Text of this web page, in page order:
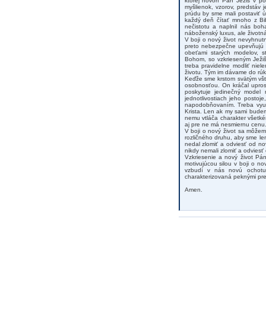
myšlienok, vzorov, predstáv
prúdu by sme mali postaviť
každý deň čítať mnoho z
nečistotu a naplnil nás
náboženský luxus, ale
V boji o nový život
preto nebezpečne
obeťami starých modelov,
Bohom, so vzkrieseným
treba pravidelne modliť
životu. Tým im dávame do
Keďže sme krstom svätým
osobnosťou. On kráčal
poskytuje jedinečný
jednotlivostiach jeho
napodobňovaním. Treba
Krista. Len ak my sami
nemu vtláča charakter
aj pre ne má nesmiernu cenu.
V boji o nový život sa
rozličného druhu, aby sme
nedal zlomiť a odviesť od
nikdy nemali zlomiť a odviesť
Vzkriesenie a nový život
motivujúcou silou v boji o
vzbudí v nás novú
charakterizovaná peknými
Amen.